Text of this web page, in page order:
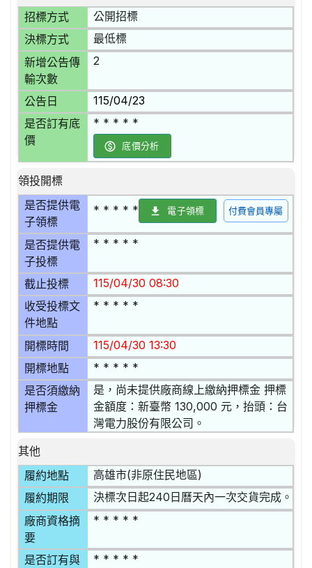
招標方式
公開招標
決標方式 最低標
新增公告傳
輸次數
2
公告日 115/04/23
是否訂有底
價
* * * * *
底價分析
領投開標
是否提供電
子領標
* * * * * 電子領標 付費會員專屬
是否提供電
子投標
* * * * *
截止投標 115/04/30 08:30
收受投標文
件地點
* * * * *
開標時間 115/04/30 13:30
開標地點 * * * * *
是否須繳納
押標金
是，尚未提供廠商線上繳納押標金 押標
金額度：新臺幣 130,000 元，抬頭：台
灣電力股份有限公司。
其他
履約地點
高雄市(非原住民地區)
履約期限 決標次日起240日曆天內一次交貨完成。
廠商資格摘
要
* * * * *
是否訂有與
* * * * *